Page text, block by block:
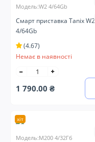
Модель:W2 4/64Gb
Смарт приставка Tanix W2
4/64Gb
(4.67)
Немає в наявності
1 790.00 ₴
хіт
Модель:M200 4/32Гб